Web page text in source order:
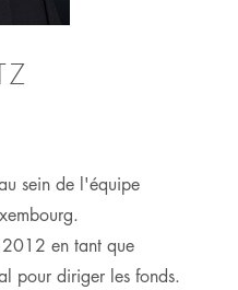
sein de l'équipe
en tant que
pour diriger les fonds.